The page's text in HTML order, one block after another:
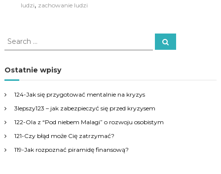
ludzi, zachowanie ludzi
S
e
r
c
o
r
S
e
Ostatnie wpisy
124-Jak się przygotować mentalnie na kryzys
3lepszy123 – jak zabezpieczyć się przed kryzysem
122-Ola z “Pod niebem Malagi” o rozwoju osobistym
121-Czy błąd może Cię zatrzymać?
119-Jak rozpoznać piramidę finansową?